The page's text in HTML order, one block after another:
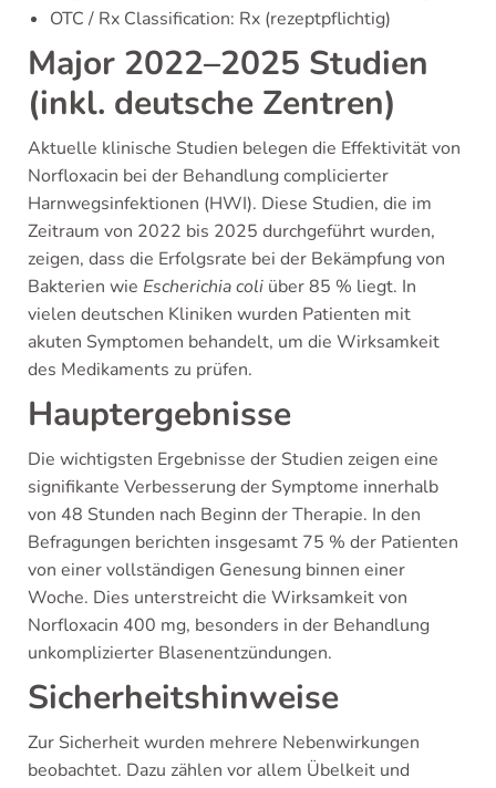
OTC / Rx Classification: Rx (rezeptpflichtig)
Major 2022–2025 Studien
(inkl. deutsche Zentren)
Aktuelle klinische Studien belegen die Effektivität von
Norfloxacin bei der Behandlung complicierter
Harnwegsinfektionen (HWI). Diese Studien, die im
Zeitraum von 2022 bis 2025 durchgeführt wurden,
zeigen, dass die Erfolgsrate bei der Bekämpfung von
Bakterien wie Escherichia coli über 85 % liegt. In
vielen deutschen Kliniken wurden Patienten mit
akuten Symptomen behandelt, um die Wirksamkeit
des Medikaments zu prüfen.
Hauptergebnisse
Die wichtigsten Ergebnisse der Studien zeigen eine
signifikante Verbesserung der Symptome innerhalb
von 48 Stunden nach Beginn der Therapie. In den
Befragungen berichten insgesamt 75 % der Patienten
von einer vollständigen Genesung binnen einer
Woche. Dies unterstreicht die Wirksamkeit von
Norfloxacin 400 mg, besonders in der Behandlung
unkomplizierter Blasenentzündungen.
Sicherheitshinweise
Zur Sicherheit wurden mehrere Nebenwirkungen
beobachtet. Dazu zählen vor allem Übelkeit und